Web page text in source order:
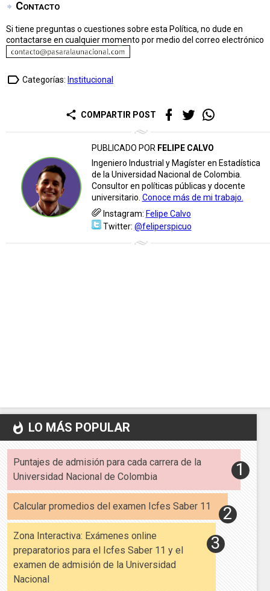
Contacto
Si tiene preguntas o cuestiones sobre esta Política, no dude en
contactarse en cualquier momento por medio del correo electrónico
label_outline Categorías: Institucional
share COMPARTIR POST
PUBLICADO POR FELIPE CALVO
Ingeniero Industrial y Magíster en Estadística
de la Universidad Nacional de Colombia.
Consultor en políticas públicas y docente
universitario. Conoce más de mi trabajo.
Instagram: Felipe Calvo
Twitter: @feliperspicuo
whatshot LO MÁS POPULAR
Puntajes de admisión para cada carrera de la
Universidad Nacional de Colombia
Calcular promedios del examen Icfes Saber 11
Zona Interactiva: Exámenes online
preparatorios para el Icfes Saber 11 y el
examen de admisión de la Universidad
Nacional